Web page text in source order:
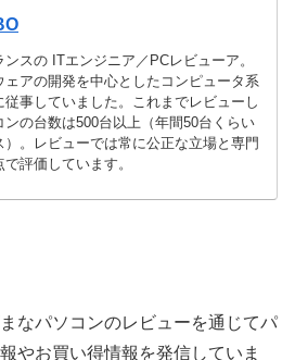
ンスの ITエンジニア／PCレビューア。
ェアの開発を中心としたコンピュータ系
従事していました。これまでレビューし
ンの台数は500台以上（年間50台くらい
）。レビューでは常に公正な立場と専門
で評価しています。
なパソコンのレビューを通じてパ
やお買い得情報を発信していま